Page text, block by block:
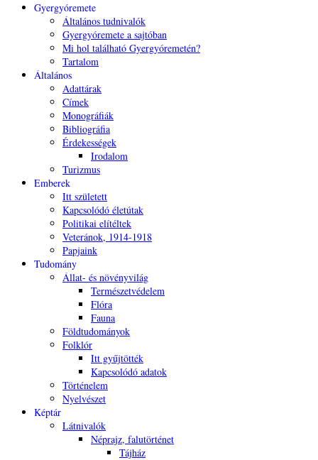
Gyergyóremete
Általános tudnivalók
Gyergyóremete a sajtóban
Mi hol található Gyergyóremetén?
Tartalom
Általános
Adattárak
Címek
Monográfiák
Bibliográfia
Érdekességek
Irodalom
Turizmus
Emberek
Itt született
Kapcsolódó életútak
Politikai elítéltek
Veteránok, 1914-1918
Papjaink
Tudomány
Állat- és növényvilág
Természetvédelem
Flóra
Fauna
Földtudományok
Folklór
Itt gyűjtötték
Kapcsolódó adatok
Történelem
Nyelvészet
Képtár
Látnivalók
Néprajz, falutörténet
Tájház